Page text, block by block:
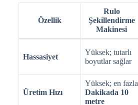
Özellik
Rulo
Şekillendirme
Makinesi
Hassasiyet
Yüksek; tutarlı
boyutlar sağlar
Üretim Hızı
Yüksek; en fazla
Dakikada 10
metre